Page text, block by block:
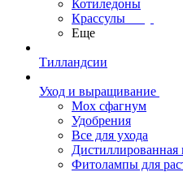
Котиледоны
Крассулы
Еще
Тилландсии
Уход и выращивание
Мох сфагнум
Удобрения
Все для ухода
Дистиллированная
Фитолампы для